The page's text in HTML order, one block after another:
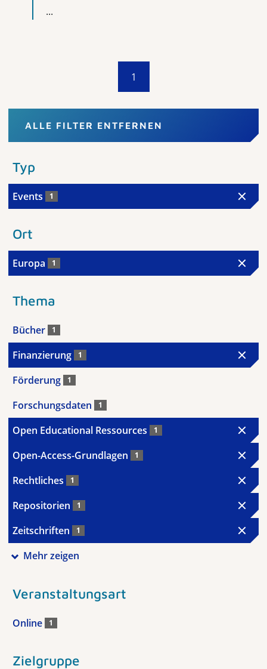
...
1
ALLE FILTER ENTFERNEN
Typ
Events 1
Ort
Europa 1
Thema
Bücher 1
Finanzierung 1
Förderung 1
Forschungsdaten 1
Open Educational Ressources 1
Open-Access-Grundlagen 1
Rechtliches 1
Repositorien 1
Zeitschriften 1
Mehr zeigen
Veranstaltungsart
Online 1
Zielgruppe